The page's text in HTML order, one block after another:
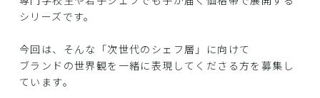
シリーズです。
今回は、そんな「次世代のシェフ層」に向けて
ブランドの世界観を一緒に表現してくださる方を募集し
ています。